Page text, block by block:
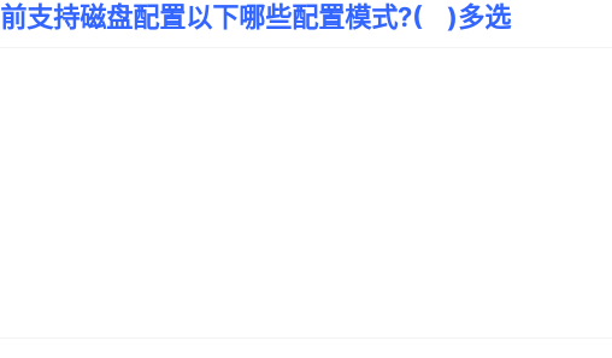
支持磁盘配置以下哪些配置模式?( )多选